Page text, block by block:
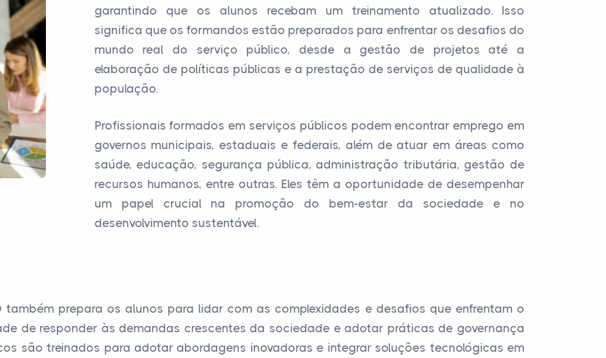
garantindo que os alunos recebam um treinamento atualizado. Isso
significa que os formandos estão preparados para enfrentar os desafios do
mundo real do serviço público, desde a gestão de projetos até a
elaboração de políticas públicas e a prestação de serviços de qualidade à
população.
Profissionais formados em serviços públicos podem encontrar emprego em
governos municipais, estaduais e federais, além de atuar em áreas como
saúde, educação, segurança pública, administração tributária, gestão de
recursos humanos, entre outras. Eles têm a oportunidade de desempenhar
um papel crucial na promoção do bem-estar da sociedade e no
desenvolvimento sustentável.
também prepara os alunos para lidar com as complexidades e desafios que enfrentam o
de responder às demandas crescentes da sociedade e adotar práticas de governança
são treinados para adotar abordagens inovadoras e integrar soluções tecnológicas em